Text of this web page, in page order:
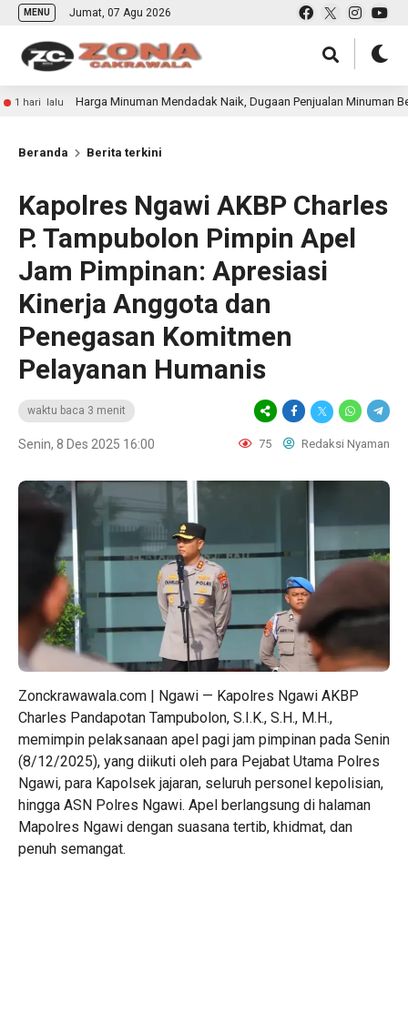
MENU Jumat, 07 Agu 2026
Harga Minuman Mendadak Naik, Dugaan Penjualan Minuman Beralkohol
Beranda Berita terkini
Kapolres Ngawi AKBP Charles
P. Tampubolon Pimpin Apel
Jam Pimpinan: Apresiasi
Kinerja Anggota dan
Penegasan Komitmen
Pelayanan Humanis
waktu baca 3 menit
Senin, 8 Des 2025 16:00 75 Redaksi Nyaman
Zonckrawawala.com | Ngawi — Kapolres Ngawi AKBP
Charles Pandapotan Tampubolon, S.I.K., S.H., M.H.,
memimpin pelaksanaan apel pagi jam pimpinan pada Senin
(8/12/2025), yang diikuti oleh para Pejabat Utama Polres
Ngawi, para Kapolsek jajaran, seluruh personel kepolisian,
hingga ASN Polres Ngawi. Apel berlangsung di halaman
Mapolres Ngawi dengan suasana tertib, khidmat, dan
penuh semangat.